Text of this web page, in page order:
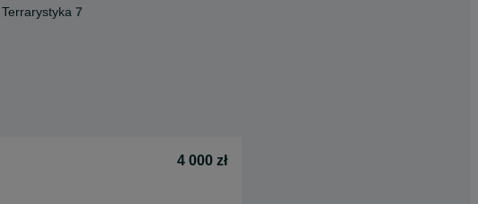
Terrarystyka 7
4 000 zł